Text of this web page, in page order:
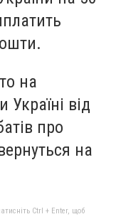
на
від
про
на
Ctrl + Enter, щоб